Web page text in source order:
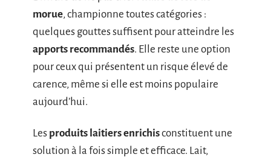
morue, championne toutes catégories :
quelques gouttes suffisent pour atteindre les
apports recommandés. Elle reste une option
pour ceux qui présentent un risque élevé de
carence, même si elle est moins populaire
aujourd’hui.
Les produits laitiers enrichisconstituent une
solution à la fois simple et efficace. Lait,